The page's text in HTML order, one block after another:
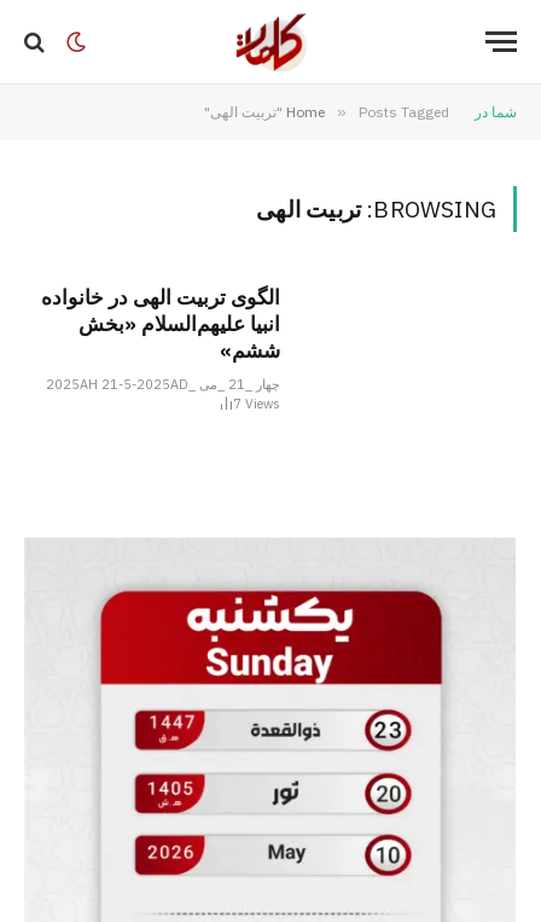
شما در Home » Posts Tagged "تربیت الهی"
BROWSING: تربیت الهی
الگوی تربیت الهی در خانواده
انبیا علیهم‌السلام «بخش
ششم»
چهار _21 _می _2025AH 21-5-2025AD
7Views